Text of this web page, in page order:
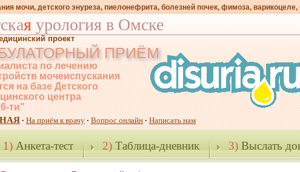
мочи, детского энуреза, пиелонефрита, болезней почек, фимоза,
я урология в Омске
проект
ПРИЁМ
по лечению
мочеиспускания
на базе Детского
центра
ти"
· На приём к врачу · Вопрос онлайн · Написать нам
1)Анкета-тест 2)Таблица-дневник 3)Выслать